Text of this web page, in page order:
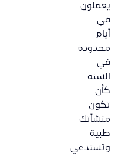
يعملون
في
أيام
محدودة
في
السنه
كأن
تكون
منشأتك
طبية
وتستدعي